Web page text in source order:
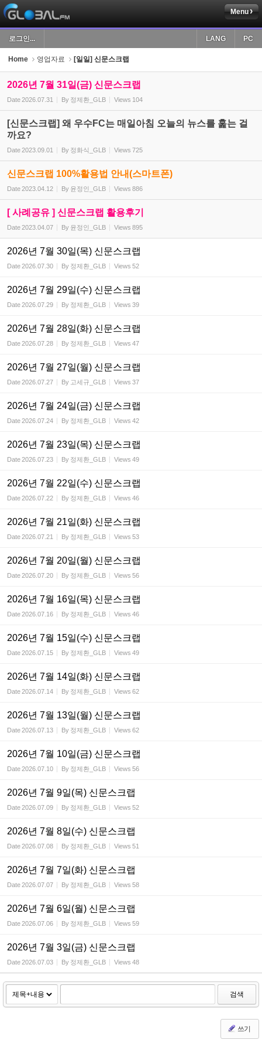
Menu
로그인... PC
LANG
Home 영업자료 [일일] 신문스크랩
2026년 7월 31일(금) 신문스크랩
Date2026.07.31 By 정제환_GLB Views 104
[신문스크랩] 왜 우수FC는 매일아침 오늘의 뉴스를 훑는 걸
까요?
Date2023.09.01 By 정화식_GLB Views 725
신문스크랩 100%활용법 안내(스마트폰)
Date2023.04.12 By 윤정인_GLB Views 886
[ 사례공유 ] 신문스크랩 활용후기
Date2023.04.07 By 윤정인_GLB Views 895
2026년 7월 30일(목) 신문스크랩
Date2026.07.30 By 정제환_GLB Views 52
2026년 7월 29일(수) 신문스크랩
Date2026.07.29 By 정제환_GLB Views 39
2026년 7월 28일(화) 신문스크랩
Date2026.07.28 By 정제환_GLB Views 47
2026년 7월 27일(월) 신문스크랩
Date2026.07.27 By 고세규_GLB Views 37
2026년 7월 24일(금) 신문스크랩
Date2026.07.24 By 정제환_GLB Views 42
2026년 7월 23일(목) 신문스크랩
Date2026.07.23 By 정제환_GLB Views 49
2026년 7월 22일(수) 신문스크랩
Date2026.07.22 By 정제환_GLB Views 46
2026년 7월 21일(화) 신문스크랩
Date2026.07.21 By 정제환_GLB Views 53
2026년 7월 20일(월) 신문스크랩
Date2026.07.20 By 정제환_GLB Views 56
2026년 7월 16일(목) 신문스크랩
Date2026.07.16 By 정제환_GLB Views 46
2026년 7월 15일(수) 신문스크랩
Date2026.07.15 By 정제환_GLB Views 49
2026년 7월 14일(화) 신문스크랩
Date2026.07.14 By 정제환_GLB Views 62
2026년 7월 13일(월) 신문스크랩
Date2026.07.13 By 정제환_GLB Views 62
2026년 7월 10일(금) 신문스크랩
Date2026.07.10 By 정제환_GLB Views 56
2026년 7월 9일(목) 신문스크랩
Date2026.07.09 By 정제환_GLB Views 52
2026년 7월 8일(수) 신문스크랩
Date2026.07.08 By 정제환_GLB Views 51
2026년 7월 7일(화) 신문스크랩
Date2026.07.07 By 정제환_GLB Views 58
2026년 7월 6일(월) 신문스크랩
Date2026.07.06 By 정제환_GLB Views 59
2026년 7월 3일(금) 신문스크랩
Date2026.07.03 By 정제환_GLB Views 48
검색
쓰기
Sketchbook5, 스케치북5
Sketchbook5, 스케치북5